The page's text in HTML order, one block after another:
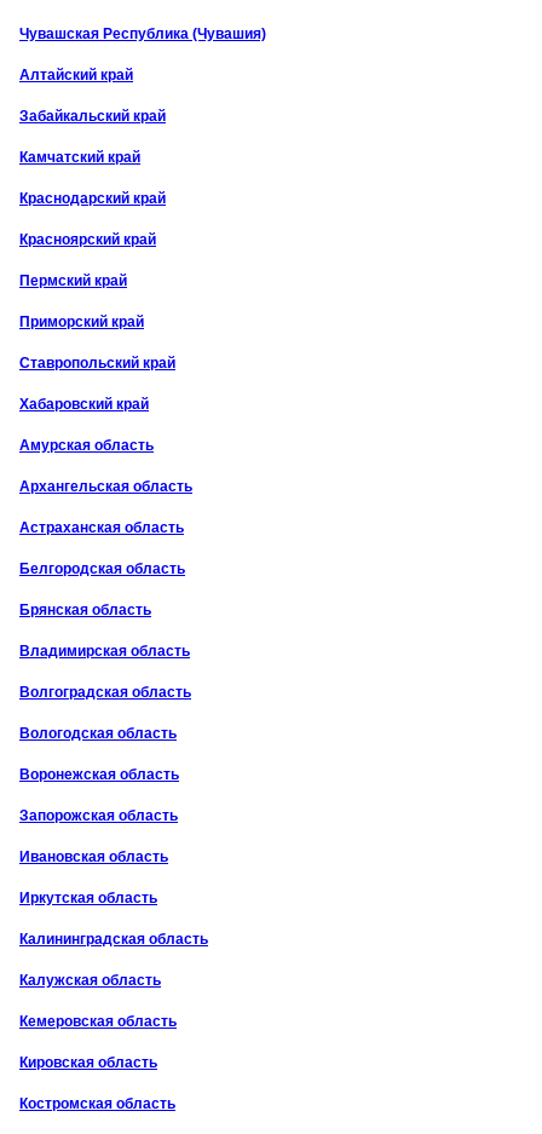
Чувашская Республика (Чувашия)
Алтайский край
Забайкальский край
Камчатский край
Краснодарский край
Красноярский край
Пермский край
Приморский край
Ставропольский край
Хабаровский край
Амурская область
Архангельская область
Астраханская область
Белгородская область
Брянская область
Владимирская область
Волгоградская область
Вологодская область
Воронежская область
Запорожская область
Ивановская область
Иркутская область
Калининградская область
Калужская область
Кемеровская область
Кировская область
Костромская область